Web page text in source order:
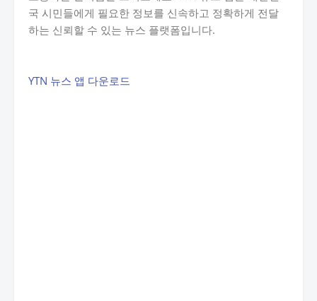
국 시민들에게 필요한 정보를 신속하고 정확하게 전달
하는 신뢰할 수 있는 뉴스 플랫폼입니다.
YTN 뉴스 앱 다운로드